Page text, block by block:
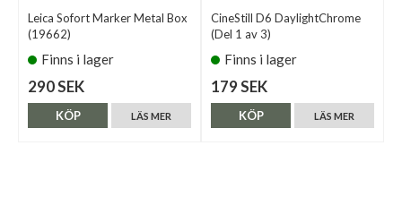
Leica Sofort Marker Metal Box
(19662)
Finns i lager
290 SEK
LÄS MER
KÖP
CineStill D6 DaylightChrome
(Del 1 av 3)
Finns i lager
179 SEK
LÄS MER
KÖP